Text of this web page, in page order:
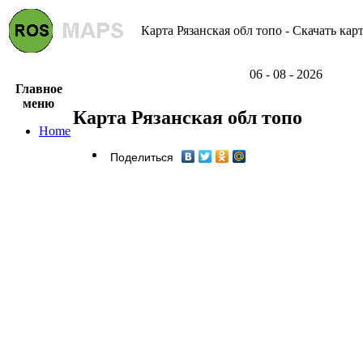
Карта Рязанская обл топо - Скачать
06 - 08 - 2026
Главное
меню
Home
Карта Рязанская обл топо
Поделиться